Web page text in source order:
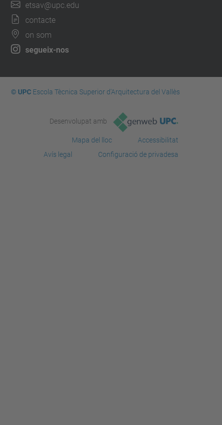
etsav@upc.edu
contacte
on som
segueix-nos
© UPCEscola Tècnica Superior d'Arquitectura del Vallès
Desenvolupat amb
Mapa del lloc
Accessibilitat
Avís legal
Configuració de privadesa